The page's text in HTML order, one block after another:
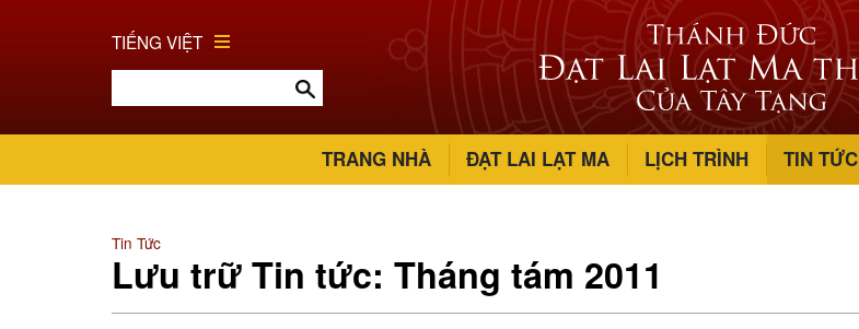
TIẾNG VIỆT
TRANG NHÀ ĐẠT LAI LẠT MA LỊCH TRÌNH TIN TỨC
Tin Tức
Lưu trữ Tin tức: Tháng tám 2011